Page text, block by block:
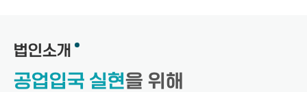
법인소개
공업입국 실현을 위해